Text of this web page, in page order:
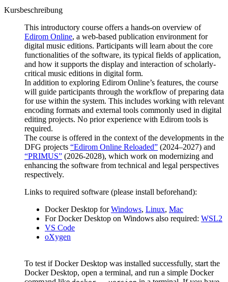
Kursbeschreibung
This introductory course offers a hands-on overview of
Edirom Online, a web-based publication environment for
digital music editions. Participants will learn about the core
functionalities of the software, its typical fields of application,
and how it supports the display and interaction of scholarly-
critical music editions in digital form.
In addition to exploring Edirom Online’s features, the course
will guide participants through the workflow of preparing data
for use within the system. This includes working with relevant
encoding formats and external tools commonly used in digital
editing projects. No prior experience with Edirom tools is
required.
The course is offered in the context of the developments in the
DFG projects “Edirom Online Reloaded” (2024–2027) and
“PRIMUS” (2026-2028), which work on modernizing and
enhancing the software from technical and legal perspectives
respectively.
Links to required software (please install beforehand):
Docker Desktop forWindows, Linux, Mac
For Docker Desktop on Windows also required: WSL2
VS Code
oXygen
To test if Docker Desktop was installed successfully, start the
Docker Desktop, open a terminal, and run a simple Docker